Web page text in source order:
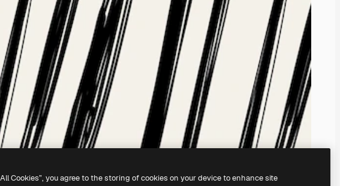
Cookies”, you agree to the storing of cookies on your device to enhance site